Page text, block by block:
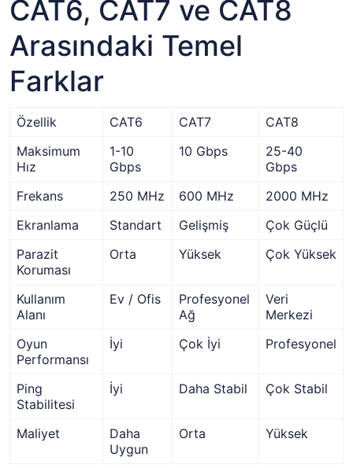
CAT6, CAT7 ve CAT8
Arasındaki Temel
Farklar
Özellik CAT6 CAT7
CAT8
Maksimum
Hız
1-10
Gbps
10 Gbps
25-40
Gbps
Frekans
250 MHz 600 MHz
2000 MHz
Ekranlama
Standart Gelişmiş
Çok Güçlü
Parazit
Koruması
Orta Yüksek Çok Yüksek
Kullanım
Alanı
Ev / Ofis
Profesyonel
Ağ
Veri
Merkezi
Oyun
Performansı
İyi Çok İyi Profesyonel
Ping
Stabilitesi
İyi Daha Stabil Çok Stabil
Maliyet
Daha
Uygun
Orta Yüksek